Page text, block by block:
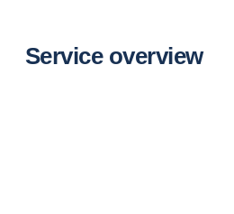
Service overview